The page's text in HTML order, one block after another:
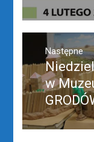
Następne
Następny
post:
w